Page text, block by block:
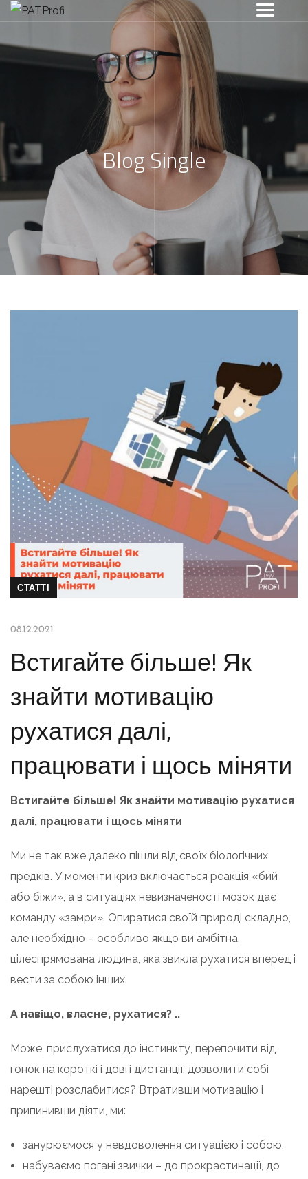
Blog Single
СТАТТІ
08.12.2021
Встигайте більше! Як
знайти мотивацію
рухатися далі,
працювати і щось міняти
Встигайте більше! Як знайти мотивацію рухатися
далі, працювати і щось міняти
Ми не так вже далеко пішли від своїх біологічних
предків. У моменти криз включається реакція «бий
або біжи», а в ситуаціях невизначеності мозок дає
команду «замри». Опиратися своїй природі складно,
але необхідно – особливо якщо ви амбітна,
цілеспрямована людина, яка звикла рухатися вперед і
вести за собою інших.
А навіщо, власне, рухатися? ..
Може, прислухатися до інстинкту, перепочити від
гонок на короткі і довгі дистанції, дозволити собі
нарешті розслабитися? Втративши мотивацію і
припинивши діяти, ми:
занурюємося у невдоволення ситуацією і собою,
набуваємо погані звички – до прокрастинації, до